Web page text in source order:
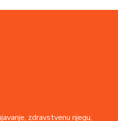
zdravstvenu njegu,